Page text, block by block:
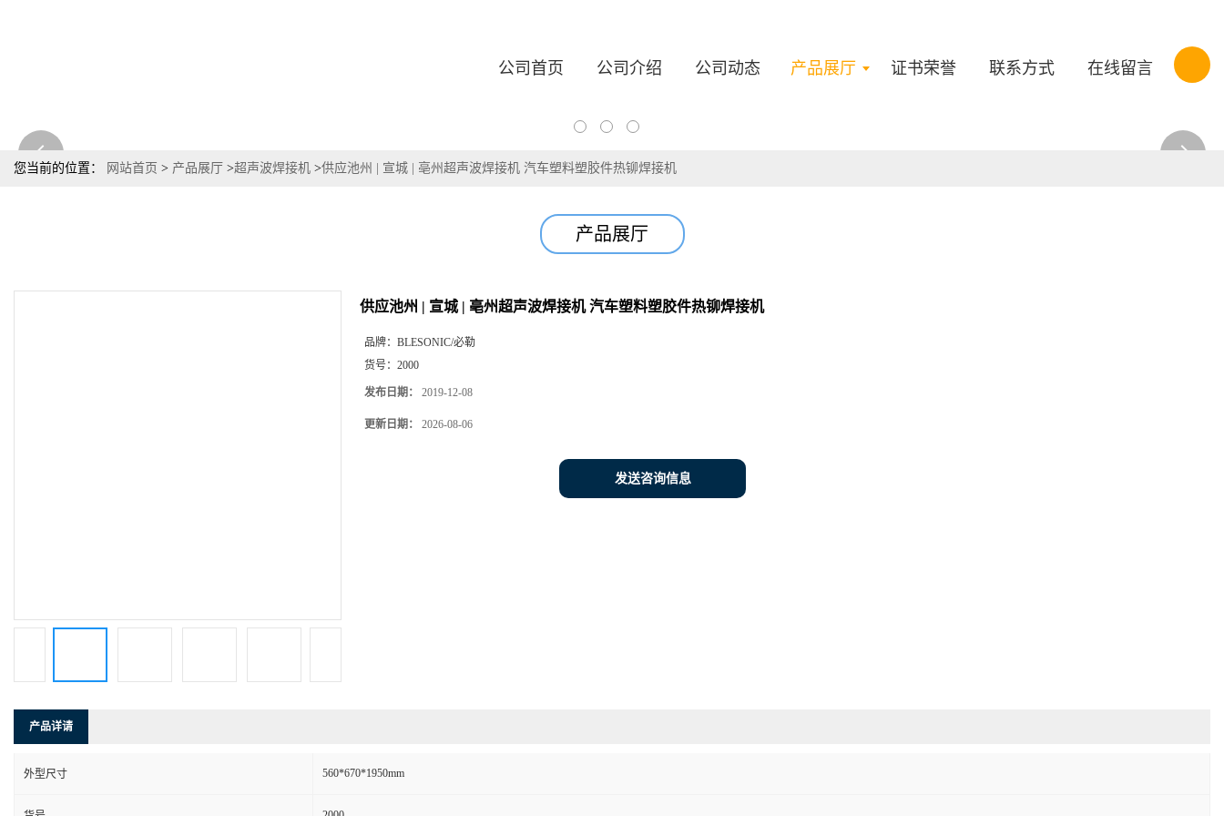
公司首页 公司介绍 公司动态 产品展厅 证书荣誉 联系方式 在线留言
您当前的位置： 网站首页 > 产品展厅 >超声波焊接机 >供应池州 | 宣城 | 亳州超声波焊接机 汽车塑料塑胶件热铆焊接机
产品展厅
供应池州 | 宣城 | 亳州超声波焊接机 汽车塑料塑胶件热铆焊接机
品牌： BLESONIC/必勒
货号： 2000
发布日期： 2019-12-08
更新日期： 2026-08-06
发送咨询信息
产品详请
外型尺寸 560*670*1950mm